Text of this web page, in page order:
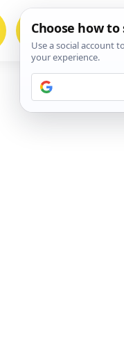
vrh! woot?!